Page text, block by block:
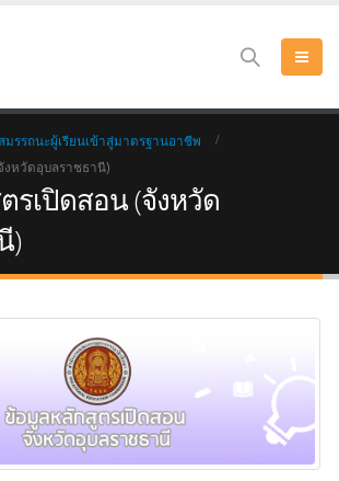
มรรถนะผู้เรียนเข้าสู่มาตรฐานอาชีพ
หวัดอุบลราชธานี)
เปิดสอน (จังหวัด
)